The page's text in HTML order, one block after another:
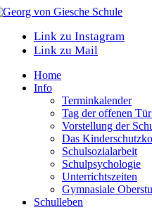
Link zu Instagram
Link zu Mail
Home
Info
Terminkalender
Tag der offenen
Vorstellung der
Das
Schulsozialarbeit
Schulpsychologie
Unterrichtszeiten
Gymnasiale
Schulleben